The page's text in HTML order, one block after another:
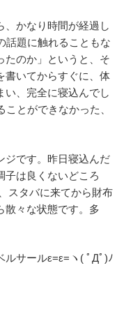
、かなり時間が経過し
話題に触れることもな
たのか」というと、そ
書いてからすぐに、体
い、完全に寝込んでし
とができなかった、
ジです。昨日寝込んだ
子は良くないどころ
スタバに来てから財布
散々な状態です。多
ルサールε=ε=ヽ( ﾟДﾟ)ﾉ